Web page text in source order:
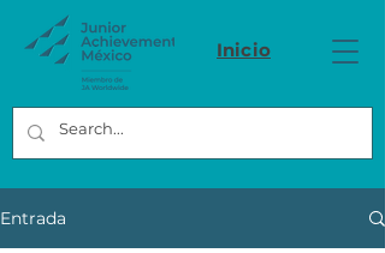
Inicio
Entrada